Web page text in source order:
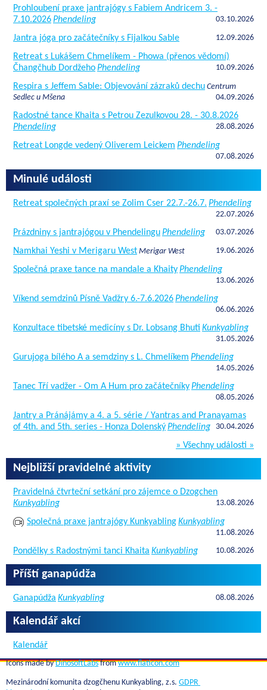
Prohloubení praxe jantrajógy s Fabiem Andricem 3. -
7.10.2026Phendeling 03.10.2026
Jantra jóga pro začátečníky s Fijalkou Sable 12.09.2026
Retreat s Lukášem Chmelíkem - Phowa (přenos vědomí)
Čhangčhub DordžehoPhendeling 10.09.2026
Respira s Jeffem Sable: Objevování zázraků dechu Centrum
Sedlec u Mšena
04.09.2026
Radostné tance Khaita s Petrou Zezulkovou 28. - 30.8.2026
Phendeling
28.08.2026
Retreat Longde vedený Oliverem Leickem Phendeling
07.08.2026
Minulé události
Retreat společných praxí se Zolim Cser 22.7.-26.7. Phendeling
22.07.2026
Prázdniny s jantrajógou v PhendelinguPhendeling 03.07.2026
Namkhai Yeshi v Merigaru West Merigar West 19.06.2026
Společná praxe tance na mandale a KhaityPhendeling
13.06.2026
Víkend semdzinů Písně Vadžry 6.-7.6.2026Phendeling
06.06.2026
Konzultace tibetské medicíny s Dr. Lobsang Bhuti Kunkyabling
31.05.2026
Gurujoga bílého A a semdziny s L. Chmelíkem Phendeling
14.05.2026
Tanec Tří vadžer - Om A Hum pro začátečníkyPhendeling
08.05.2026
Jantry a Pránájámy a 4. a 5. série / Yantras and Pranayamas
of 4th. and 5th. series - Honza DolenskýPhendeling 30.04.2026
» Všechny události »
Nejbližší pravidelné aktivity
Pravidelná čtvrteční setkání pro zájemce o Dzogchen
Kunkyabling
13.08.2026
Společná praxe jantrajógy KunkyablingKunkyabling
11.08.2026
Pondělky s Radostnými tanci Khaita Kunkyabling 10.08.2026
Příští ganapúdža
Ganapúdža Kunkyabling 08.08.2026
Kalendář akcí
Kalendář
Icons made byDinosoftLabsfromwww.flaticon.com
Mezinárodní komunita dzogčhenu Kunkyabling, z.s. GDPR